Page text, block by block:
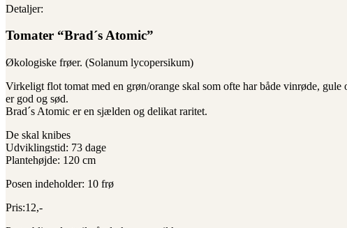
Detaljer:
Tomater “Brad´s Atomic”
Økologiske frøer. (Solanum lycopersikum)
Virkeligt flot tomat med en grøn/orange skal som ofte har både vinrøde,
er god og sød.
Brad´s Atomic er en sjælden og delikat raritet.
De skal knibes
Udviklingstid: 73 dage
Plantehøjde: 120 cm
Posen indeholder: 10 frø
Pris:12,-